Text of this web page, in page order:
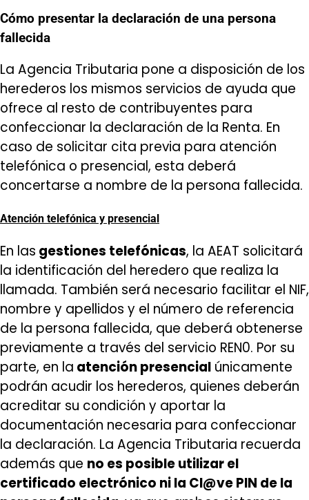
Cómo presentar la declaración de una persona
fallecida
La Agencia Tributaria pone a disposición de los
herederos los mismos servicios de ayuda que
ofrece al resto de contribuyentes para
confeccionar la declaración de la Renta. En
caso de solicitar cita previa para atención
telefónica o presencial, esta deberá
concertarse a nombre de la persona fallecida.
Atención telefónica y presencial
En las gestiones telefónicas, la AEAT solicitará
la identificación del heredero que realiza la
llamada. También será necesario facilitar el NIF,
nombre y apellidos y el número de referencia
de la persona fallecida, que deberá obtenerse
previamente a través del servicio REN0. Por su
parte, en la atención presencial únicamente
podrán acudir los herederos, quienes deberán
acreditar su condición y aportar la
documentación necesaria para confeccionar
la declaración. La Agencia Tributaria recuerda
además que no es posible utilizar el
certificado electrónico ni la Cl@ve PIN de la